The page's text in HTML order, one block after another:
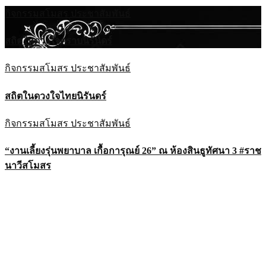
สถิตในดวงใจตราบนิรันดร์
กิจกรรมสโมสร ประชาสัมพันธ์
สถิตในดวงใจไทยนิรันดร์
กิจกรรมสโมสร ประชาสัมพันธ์
“งานเลี้ยงรุ่นพยาบาล เกื้อการุณย์ 26” ณ ห้องสินธูทัศนา 3 #ราช
นาวีสโมสร